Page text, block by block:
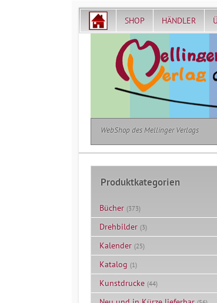
SHOP HÄNDLER
WebShop des Mellinger Verlags
Produktkategorien
Bücher (373)
Drehbilder (3)
Kalender (25)
Katalog (1)
Kunstdrucke (44)